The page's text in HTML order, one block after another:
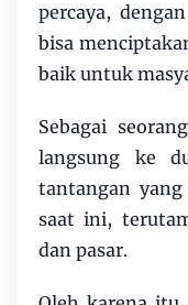
percaya,
bisa
baik untuk
Sebagai
langsung ke
tantangan
saat ini,
dan pasar.